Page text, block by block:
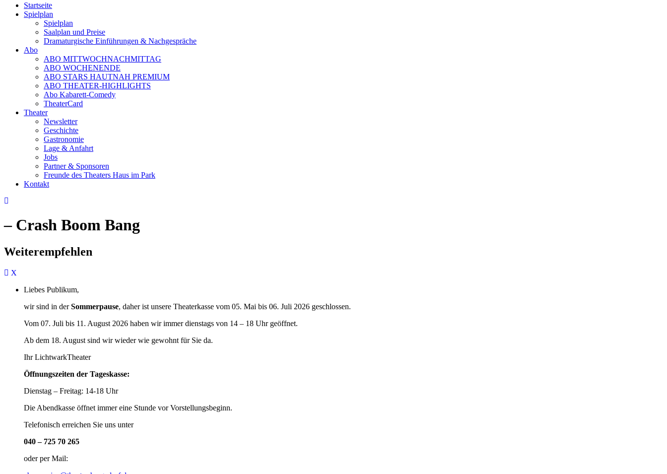
Startseite
Spielplan
Spielplan
Saalplan und Preise
Dramaturgische Einführungen & Nachgespräche
Abo
ABO MITTWOCHNACHMITTAG
ABO WOCHENENDE
ABO STARS HAUTNAH PREMIUM
ABO THEATER-HIGHLIGHTS
Abo Kabarett-Comedy
TheaterCard
Theater
Newsletter
Geschichte
Gastronomie
Lage & Anfahrt
Jobs
Partner & Sponsoren
Freunde des Theaters Haus im Park
Kontakt
– Crash Boom Bang
Weiterempfehlen
Liebes Publikum,
wir sind in derSommerpause, daher ist unsere Theaterkasse vom 05. Mai bis 06. Juli 2026 geschlossen.
Vom 07. Juli bis 11. August 2026 haben wir immer dienstags von 14 – 18 Uhr geöffnet.
Ab dem 18. August sind wir wieder wie gewohnt für Sie da.
Ihr LichtwarkTheater
Öffnungszeiten der Tageskasse:
Dienstag – Freitag: 14-18 Uhr
Die Abendkasse öffnet immer eine Stunde vor Vorstellungsbeginn.
Telefonisch erreichen Sie uns unter
040 – 725 70 265
oder per Mail: